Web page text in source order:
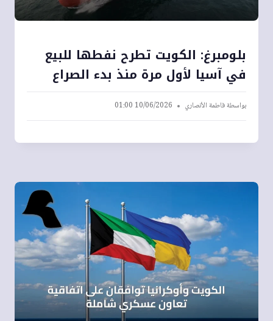
بلومبرغ: الكويت تطرح نفطها للبيع
في آسيا لأول مرة منذ بدء الصراع
بواسطةفاطمة الأنصاري 10/06/2026 01:00